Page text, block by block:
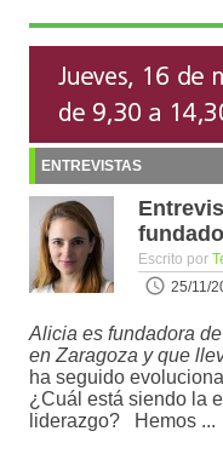
ENTREVISTAS
Escrito por
25/11/
Alicia es fundadora
en Zaragoza y que
ha seguido
¿Cuál está siendo la
liderazgo? Hemos ...